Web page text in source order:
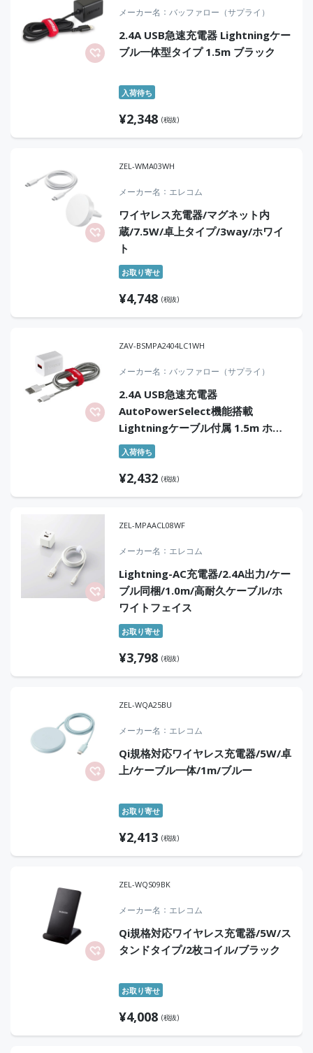
メーカー名 バッファロー（サプライ）
2.4A USB急速充電器 Lightningケー
ブル一体型タイプ 1.5m ブラック
入荷待ち
¥2,348 (税抜)
ZEL-WMA03WH
メーカー名 エレコム
ワイヤレス充電器/マグネット内
蔵/7.5W/卓上タイプ/3way/ホワイ
ト
お取り寄せ
¥4,748 (税抜)
ZAV-BSMPA2404LC1WH
メーカー名 バッファロー（サプライ）
2.4A USB急速充電器
AutoPowerSelect機能搭載
Lightningケーブル付属 1.5m ホワ
イト
入荷待ち
¥2,432 (税抜)
ZEL-MPAACL08WF
メーカー名 エレコム
Lightning-AC充電器/2.4A出力/ケー
ブル同梱/1.0m/高耐久ケーブル/ホ
ワイトフェイス
お取り寄せ
¥3,798 (税抜)
ZEL-WQA25BU
メーカー名 エレコム
Qi規格対応ワイヤレス充電器/5W/卓
上/ケーブル一体/1m/ブルー
お取り寄せ
¥2,413 (税抜)
ZEL-WQS09BK
メーカー名 エレコム
Qi規格対応ワイヤレス充電器/5W/ス
タンドタイプ/2枚コイル/ブラック
お取り寄せ
¥4,008 (税抜)